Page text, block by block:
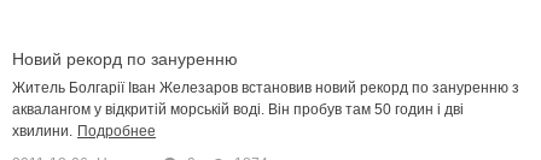
Новий рекорд по зануренню
Житель Болгарії Іван Железаров встановив новий рекорд по зануренню з
аквалангом у відкритій морській воді. Він пробув там 50 годин і дві
хвилини. Подробнее